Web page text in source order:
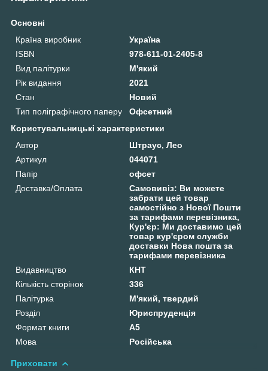
Основні
Країна виробник
Україна
ISBN
978-611-01-2405-8
Вид палітурки
М'який
Рік видання
2021
Стан
Новий
Тип поліграфічного паперу
Офсетний
Користувальницькі характеристики
Автор
Штраус, Лео
Артикул
044071
Папір
офсет
Доставка/Оплата
Самовивіз: Ви можете
забрати цей товар
самостійно з Нової Пошти
за тарифами перевізника,
Кур'єр: Ми доставимо цей
товар кур'єром служби
доставки Нова пошта за
тарифами перевізника
Видавництво
КНТ
Кількість сторінок
336
Палітурка
М'який, твердий
Розділ
Юриспруденція
Формат книги
А5
Мова
Російська
Приховати